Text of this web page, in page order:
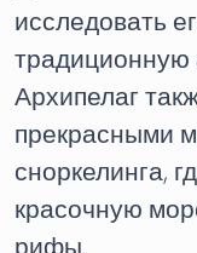
исследовать
традиционную
Архипелаг
прекрасными
сноркелинга,
красочную
рифы.